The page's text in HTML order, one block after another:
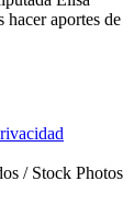
hacer aportes de
/ Stock Photos